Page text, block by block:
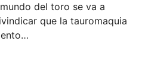
del toro se va a
que la tauromaquia